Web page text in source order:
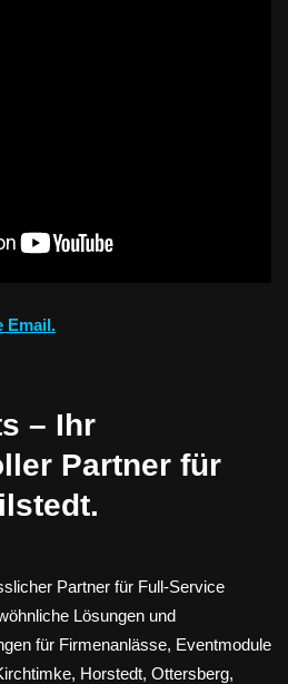
Email.
– Ihr
Partner für
Partner für Full-Service
Lösungen und
für Firmenanlässe, Eventmodule
Horstedt, Ottersberg,